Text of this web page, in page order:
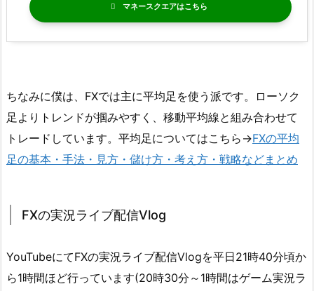
マネースクエア
ちなみに僕は、FXでは主に平均足を使う派です。ローソク
足よりトレンドが掴みやすく、移動平均線と組み合わせて
トレードしています。平均足についてはこちら→FXの平均
足の基本・手法・見方・儲け方・考え方・戦略などまとめ
FXの実況ライブ配信Vlog
YouTubeにてFXの実況ライブ配信Vlogを平日21時40分頃か
ら1時間ほど行っています(20時30分～1時間はゲーム実況ラ